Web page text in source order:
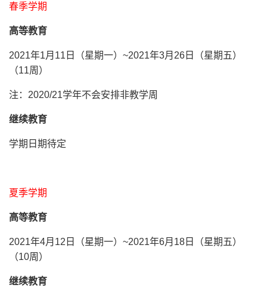
春季学期
高等教育
2021年1月11日（星期一）~2021年3月26日（星期五）
（11周）
注： 2020/21学年不会安排非教学周
继续教育
学期日期待定
夏季学期
高等教育
2021年4月12日（星期一）~2021年6月18日（星期五）
（10周）
继续教育